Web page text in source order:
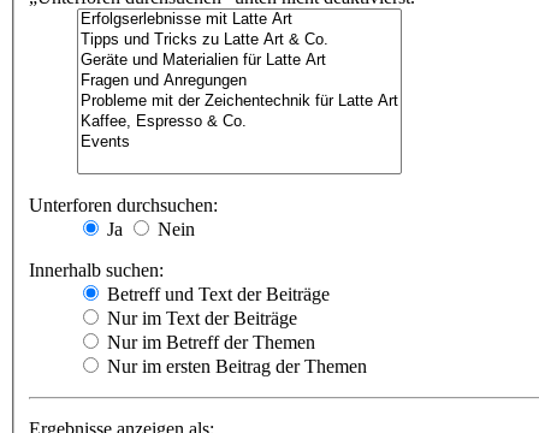
Unterforen durchsuchen:
Ja
Nein
Innerhalb suchen:
Betreff und Text der Beiträge
Nur im Text der Beiträge
Nur im Betreff der Themen
Nur im ersten Beitrag der Themen